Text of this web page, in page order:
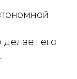
его